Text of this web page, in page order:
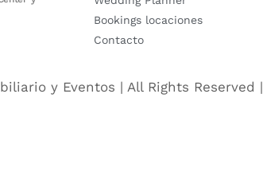
Bookings locaciones
Contacto
y Eventos | All Rights Reserved |